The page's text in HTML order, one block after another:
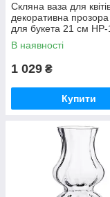
Скляна ваза для
декоративна прозора
для букета 21 см
В наявності
1 029 ₴
Купити